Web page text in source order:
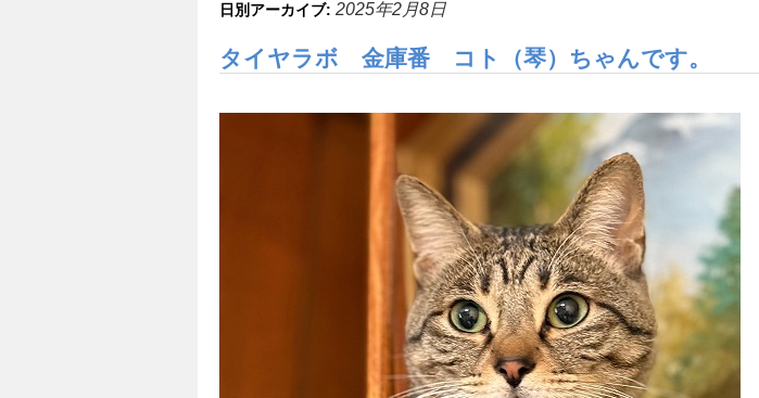
日別アーカイブ: 2025年2月8日
タイヤラボ 金庫番 コト（琴）ちゃんです。